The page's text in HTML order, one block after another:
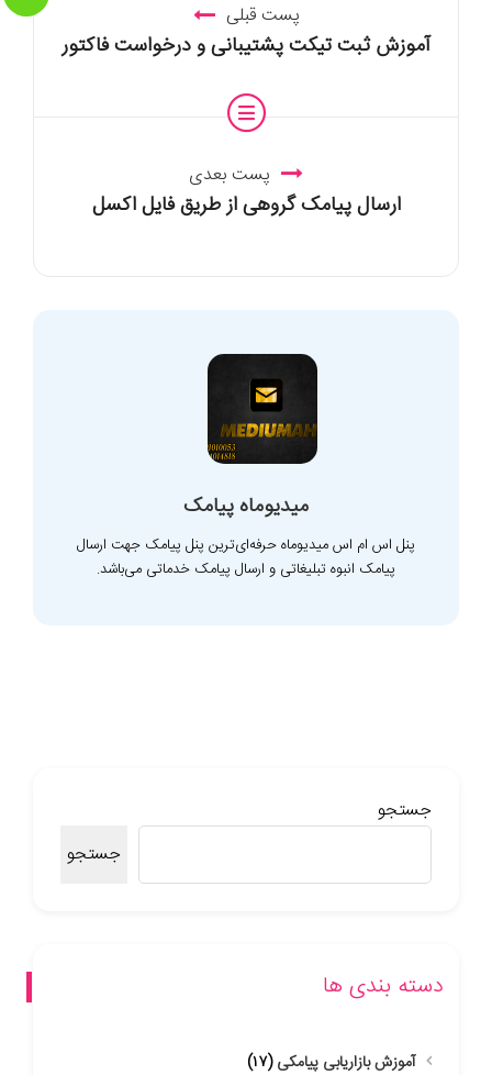
پست قبلی
آموزش ثبت تیکت پشتیبانی و درخواست فاکتور
پست بعدی
ارسال پیامک گروهی از طریق فایل اکسل
میدیوماه پیامک
پنل اس ام اس میدیوماه حرفه‌ای‌ترین پنل پیامک جهت ارسال
پیامک انبوه تبلیغاتی و ارسال پیامک خدماتی می‌باشد.
جستجو
جستجو
دسته بندی ها
آموزش بازاریابی پیامکی(۱۷)